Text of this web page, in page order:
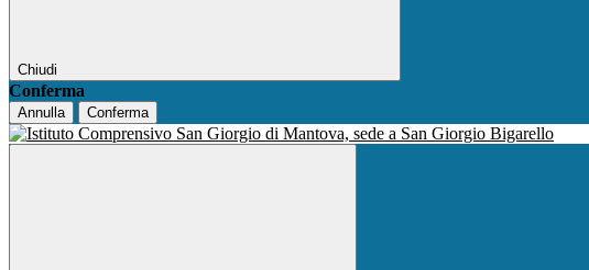
Chiudi
Conferma
Annulla Conferma